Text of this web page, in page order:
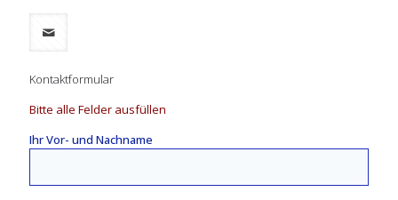
Kontaktformular
Bitte alle Felder ausfüllen
Ihr Vor- und Nachname